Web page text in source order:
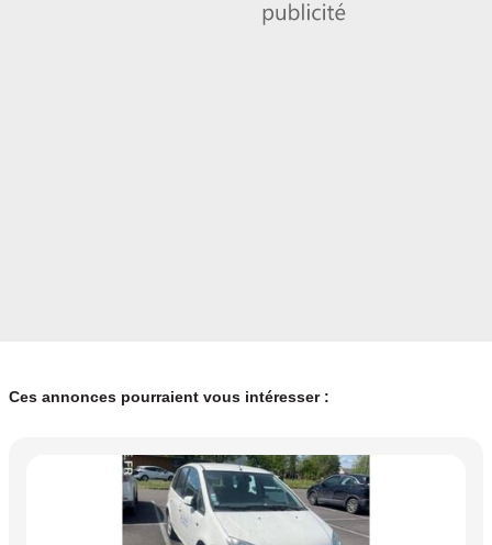
Ces annonces pourraient vous intéresser :